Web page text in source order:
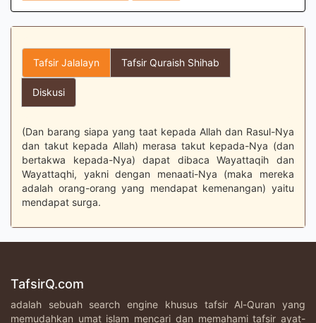
Tafsir Jalalayn Tafsir Quraish Shihab
Diskusi
(Dan barang siapa yang taat kepada Allah dan Rasul-Nya
dan takut kepada Allah) merasa takut kepada-Nya (dan
bertakwa kepada-Nya) dapat dibaca Wayattaqih dan
Wayattaqhi, yakni dengan menaati-Nya (maka mereka
adalah orang-orang yang mendapat kemenangan) yaitu
mendapat surga.
TafsirQ.com
adalah sebuah search engine khusus tafsir Al-Quran yang
memudahkan umat islam mencari dan memahami tafsir ayat-